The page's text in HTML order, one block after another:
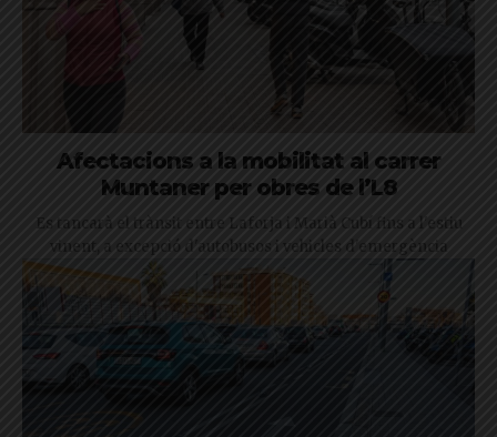
Afectacions a la mobilitat al carrer
Muntaner per obres de l’L8
Es tancarà el trànsit entre Laforja i Marià Cubí fins a l'estiu
vinent, a excepció d'autobusos i vehicles d'emergència